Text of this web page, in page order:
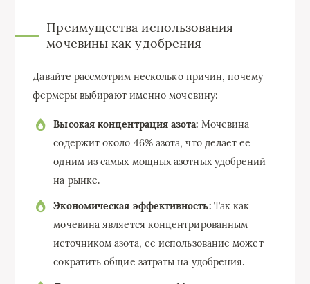
Преимущества использования
мочевины как удобрения
Давайте рассмотрим несколько причин, почему
фермеры выбирают именно мочевину:
Высокая концентрация азота: Мочевина
содержит около 46% азота, что делает ее
одним из самых мощных азотных удобрений
на рынке.
Экономическая эффективность:Так как
мочевина является концентрированным
источником азота, ее использование может
сократить общие затраты на удобрения.